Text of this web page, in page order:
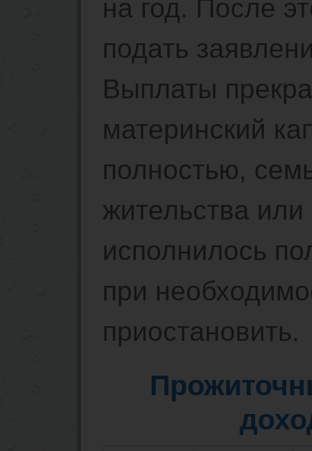
на год. После
подать
Выплаты
материнский
полностью,
жительства или
исполнилось
при
приостановить.